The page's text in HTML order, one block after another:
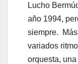
Lucho
año 1994,
siempre.
variados
orquesta,